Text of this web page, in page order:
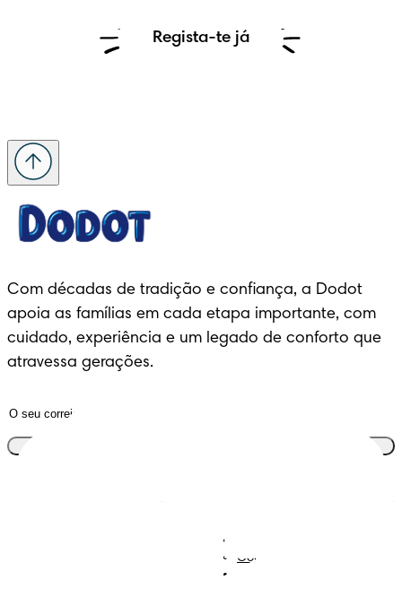
Regista-te já
Com décadas de tradição e confiança, a Dodot
apoia as famílias em cada etapa importante, com
cuidado, experiência e um legado de conforto que
atravessa gerações.
Contacta-nos